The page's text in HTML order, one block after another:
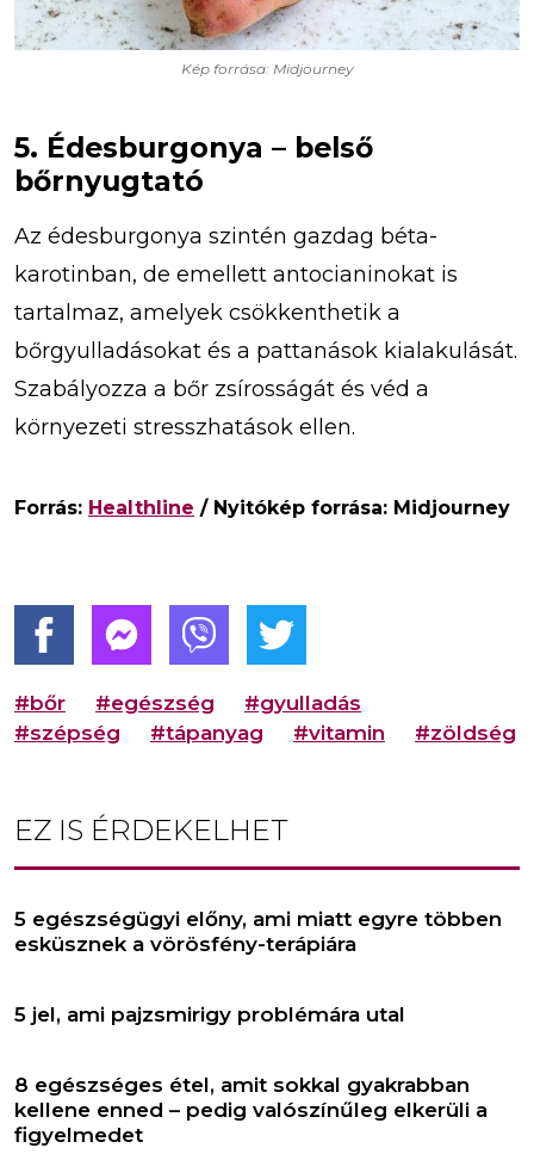
Kép forrása: Midjourney
5. Édesburgonya – belső
bőrnyugtató
Az édesburgonya szintén gazdag béta-
karotinban, de emellett antocianinokat is
tartalmaz, amelyek csökkenthetik a
bőrgyulladásokat és a pattanások kialakulását.
Szabályozza a bőr zsírosságát és véd a
környezeti stresszhatások ellen.
Forrás: Healthline / Nyitókép forrása: Midjourney
#bőr #egészség
#gyulladás
#szépség
#tápanyag #vitamin #zöldség
EZ IS ÉRDEKELHET
5 egészségügyi előny, ami miatt egyre többen
esküsznek a vörösfény-terápiára
5 jel, ami pajzsmirigy problémára utal
8 egészséges étel, amit sokkal gyakrabban
kellene enned – pedig valószínűleg elkerüli a
figyelmedet